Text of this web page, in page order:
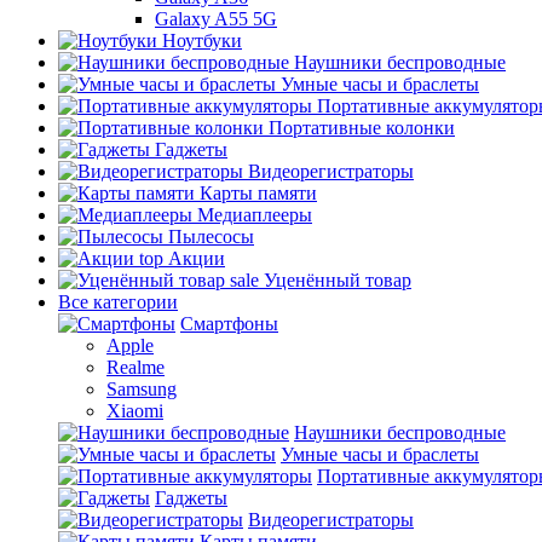
Galaxy A55 5G
Ноутбуки
Наушники беспроводные
Умные часы и браслеты
Портативные
Портативные колонки
Гаджеты
Видеорегистраторы
Карты памяти
Медиаплееры
Пылесосы
top Акции
sale Уценённый товар
Все категории
Смартфоны
Apple
Realme
Samsung
Xiaomi
Наушники беспроводные
Умные часы и браслеты
Портативные
Гаджеты
Видеорегистраторы